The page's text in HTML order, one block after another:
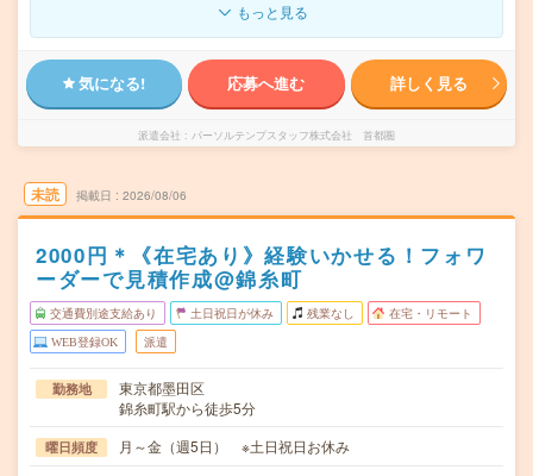
もっと見る
気になる! 応募へ進む 詳しく見る
派遣会社 パーソルテンプスタッフ株式会社 首都圏
未読 掲載日 2026/08/06
2000円＊《在宅あり》経験いかせる！フォワ
ーダーで見積作成@錦糸町
交通費別途支給あり 土日祝日が休み 残業なし 在宅・リモート
WEB登録OK 派遣
勤務地
東京都墨田区
錦糸町駅から徒歩5分
曜日頻度 月～金（週5日） ※土日祝日お休み